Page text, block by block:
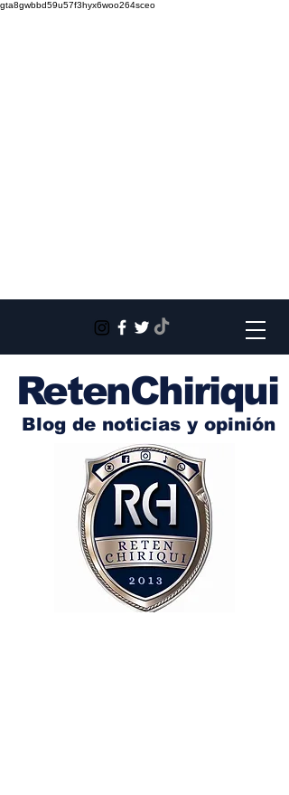
gta8gwbbd59u57f3hyx6woo264sceo
RetenChiriqui
Blog de noticias y opinión